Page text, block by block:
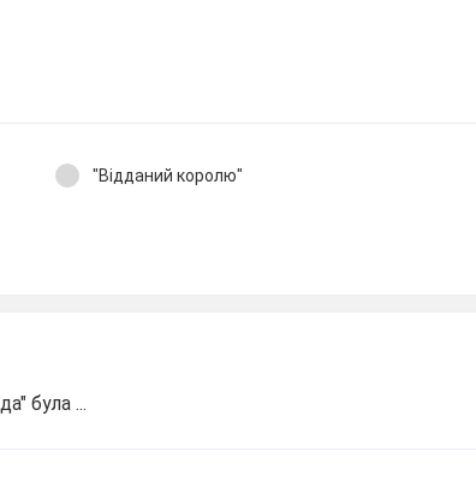
"Відданий королю"
була ...